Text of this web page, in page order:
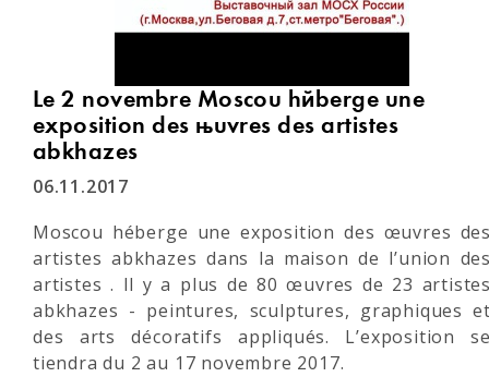
Le 2 novembre Moscou héberge une
exposition des œuvres des artistes
abkhazes
06.11.2017
Moscou héberge une exposition des œuvres
artistes abkhazes dans la maison de l’union
artistes . Il y a plus de 80 œuvres de 23
abkhazes - peintures, sculptures, graphiques
des arts décoratifs appliqués. L’exposition
tiendra du 2 au 17 novembre 2017.